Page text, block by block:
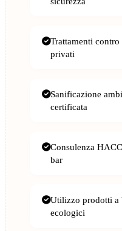
Trattamenti
privati
Sanificazione
certificata
Consulenza
bar
Utilizzo prodotti a
ecologici